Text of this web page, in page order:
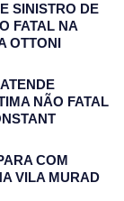
SINISTRO DE
FATAL NA
OTTONI
NÃO FATAL
COM
VILA MURAD